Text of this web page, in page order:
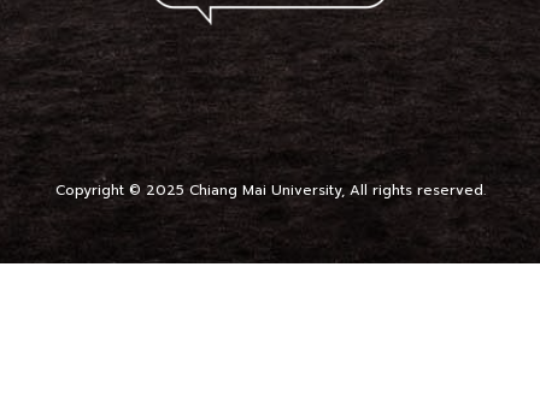
Copyright © 2025 Chiang Mai University, All rights reserved.